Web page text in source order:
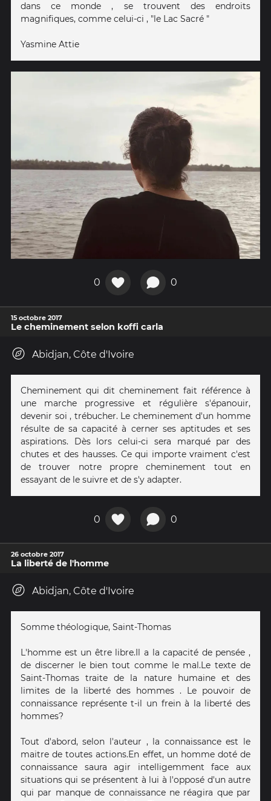
dans ce monde , se trouvent des endroits
magnifiques, comme celui-ci , "le Lac Sacré "
Yasmine Attie
0 0
15 octobre 2017
Le cheminement selon koffi carla
Abidjan, Côte d'Ivoire
Cheminement qui dit cheminement fait référence à
une marche progressive et régulière s'épanouir,
devenir soi , trébucher. Le cheminement d'un homme
résulte de sa capacité à cerner ses aptitudes et ses
aspirations. Dès lors celui-ci sera marqué par des
chutes et des hausses. Ce qui importe vraiment c'est
de trouver notre propre cheminement tout en
essayant de le suivre et de s'y adapter.
0 0
26 octobre 2017
La liberté de l'homme
Abidjan, Côte d'Ivoire
Somme théologique, Saint-Thomas
L'homme est un être libre.Il a la capacité de pensée ,
de discerner le bien tout comme le mal.Le texte de
Saint-Thomas traite de la nature humaine et des
limites de la liberté des hommes . Le pouvoir de
connaissance représente t-il un frein à la liberté des
hommes?
Tout d'abord, selon l'auteur , la connaissance est le
maitre de toutes actions.En effet, un homme doté de
connaissance saura agir intelligemment face aux
situations qui se présentent à lui à l'opposé d'un autre
qui par manque de connaissance ne réagira que par